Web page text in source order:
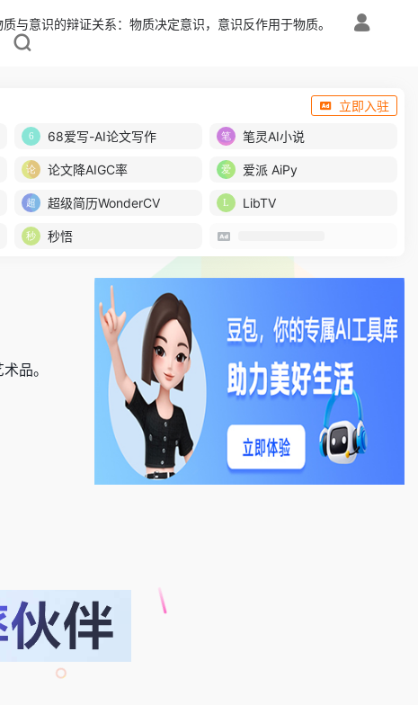
质与意识的辩证关系：物质决定意识，意识反作用于物质。
立即入驻
68爱写-AI论文写作 笔灵AI小说
论文降AIGC率 爱派 AiPy
超级简历WonderCV LibTV
秒悟
品。